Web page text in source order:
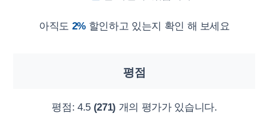
아직도 2%할인하고 있는지 확인 해 보세요
평점
평점: 4.5 (271) 개의 평가가 있습니다.